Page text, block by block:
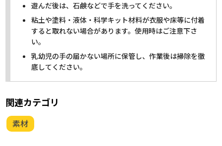
遊んだ後は、石鹸などで手を洗ってください。
粘土や塗料・液体・科学キット材料が衣服や床等に付着
すると取れない場合があります。使用時はご注意下さ
い。
乳幼児の手の届かない場所に保管し、作業後は掃除を徹
底してください。
関連カテゴリ
素材